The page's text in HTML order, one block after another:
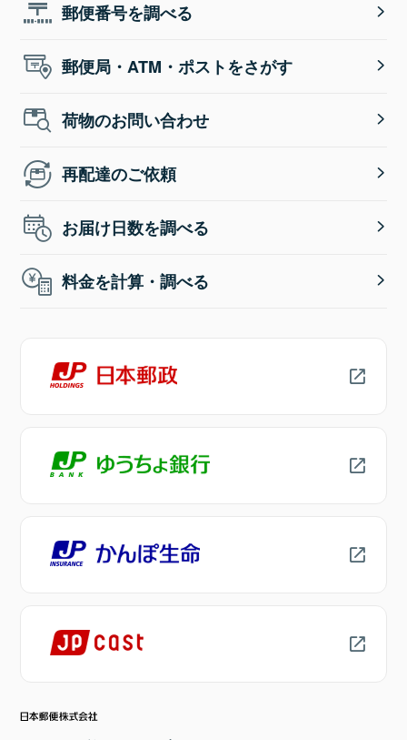
郵便番号を調べる
郵便局・ATM・ポストをさがす
荷物のお問い合わせ
再配達のご依頼
お届け日数を調べる
料金を計算・調べる